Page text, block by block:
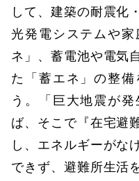
して、建築の耐震化
光発電システムや
ネ」、蓄電池や電気
た「蓄エネ」の整
う。「巨大地震が
ば、そこで『在宅避
し、エネルギーがな
できず、避難所生活